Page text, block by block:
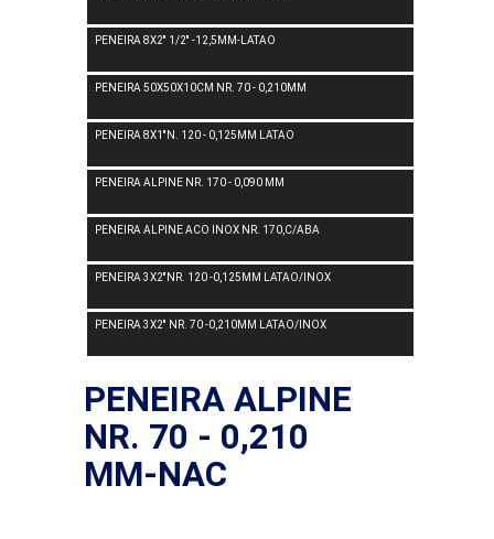
PENEIRA 8X2'' 1/2'' -12,5MM-LATAO
PENEIRA 50X50X10CM NR. 70 - 0,210MM
PENEIRA 8X1''N. 120 - 0,125MM LATAO
PENEIRA ALPINE NR. 170 - 0,090 MM
PENEIRA ALPINE ACO INOX NR. 170,C/ABA
PENEIRA 3X2''NR. 120 -0,125MM LATAO/INOX
PENEIRA 3X2'' NR. 70 -0,210MM LATAO/INOX
PENEIRA ALPINE
NR. 70 - 0,210
MM-NAC